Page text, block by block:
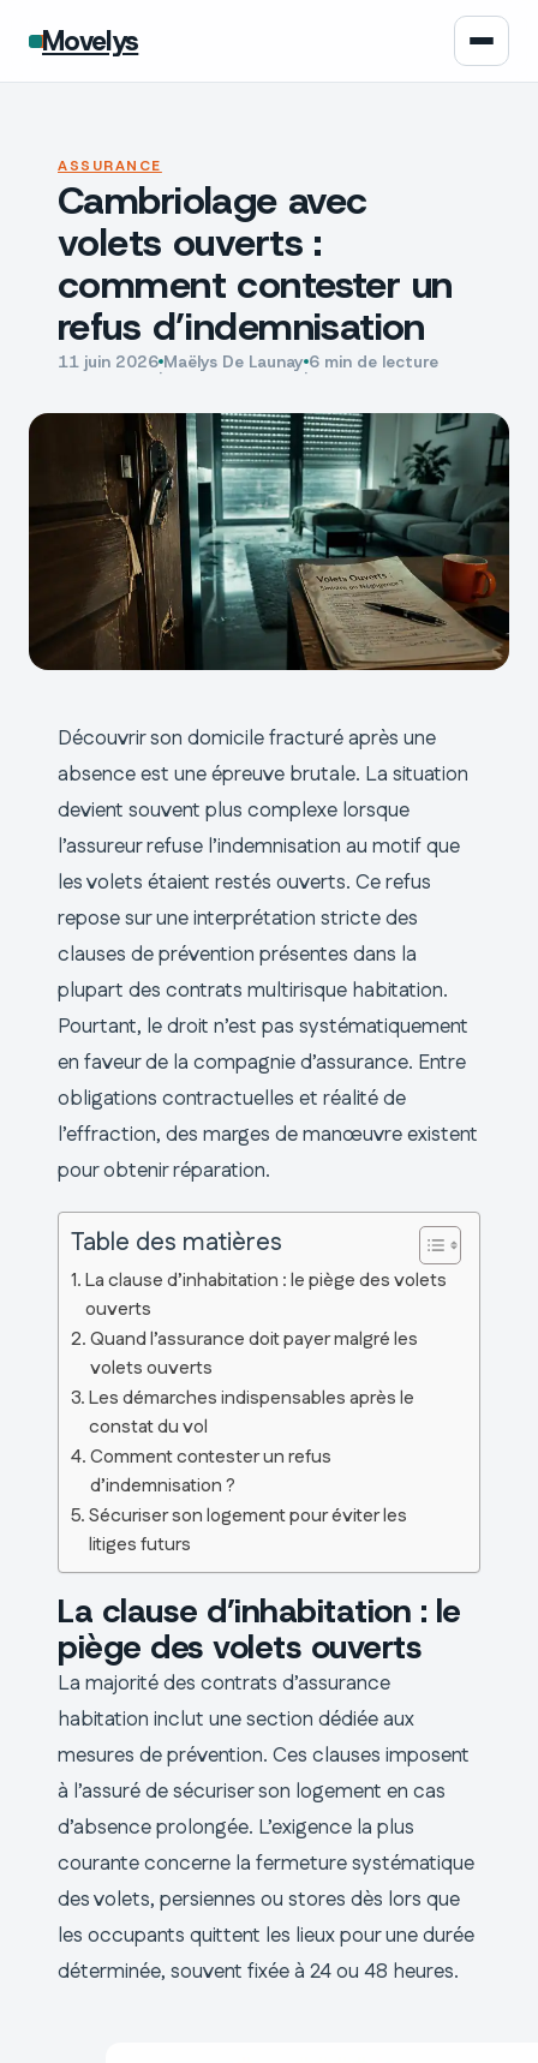
Movelys
Moto
Assurance
Écologie
ASSURANCE
Cambriolage avec
volets ouverts :
comment contester un
refus d’indemnisation
11 juin 2026·Maëlys De Launay·6 min de lecture
Découvrir son domicile fracturé après une
absence est une épreuve brutale. La situation
devient souvent plus complexe lorsque
l’assureur refuse l’indemnisation au motif que
les volets étaient restés ouverts. Ce refus
repose sur une interprétation stricte des
clauses de prévention présentes dans la
plupart des contrats multirisque habitation.
Pourtant, le droit n’est pas systématiquement
en faveur de la compagnie d’assurance. Entre
obligations contractuelles et réalité de
l’effraction, des marges de manœuvre existent
pour obtenir réparation.
Table des matières
La clause d’inhabitation : le piège des volets
ouverts
Quand l’assurance doit payer malgré les
volets ouverts
Les démarches indispensables après le
constat du vol
Comment contester un refus
d’indemnisation ?
Sécuriser son logement pour éviter les
litiges futurs
La clause d’inhabitation : le
piège des volets ouverts
La majorité des contrats d’assurance
habitation inclut une section dédiée aux
mesures de prévention. Ces clauses imposent
à l’assuré de sécuriser son logement en cas
d’absence prolongée. L’exigence la plus
courante concerne la fermeture systématique
des volets, persiennes ou stores dès lors que
les occupants quittent les lieux pour une durée
déterminée, souvent fixée à 24 ou 48 heures.